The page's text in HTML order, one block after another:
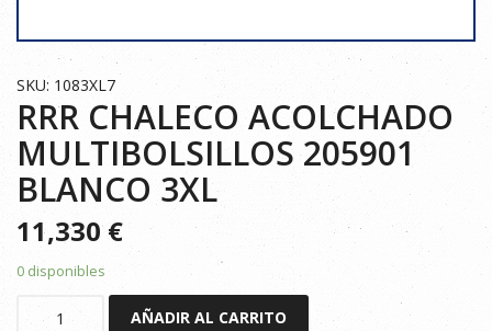
SKU: 1083XL7
RRR CHALECO ACOLCHADO
MULTIBOLSILLOS 205901
BLANCO 3XL
11,330€
0 disponibles
AÑADIR AL CARRITO